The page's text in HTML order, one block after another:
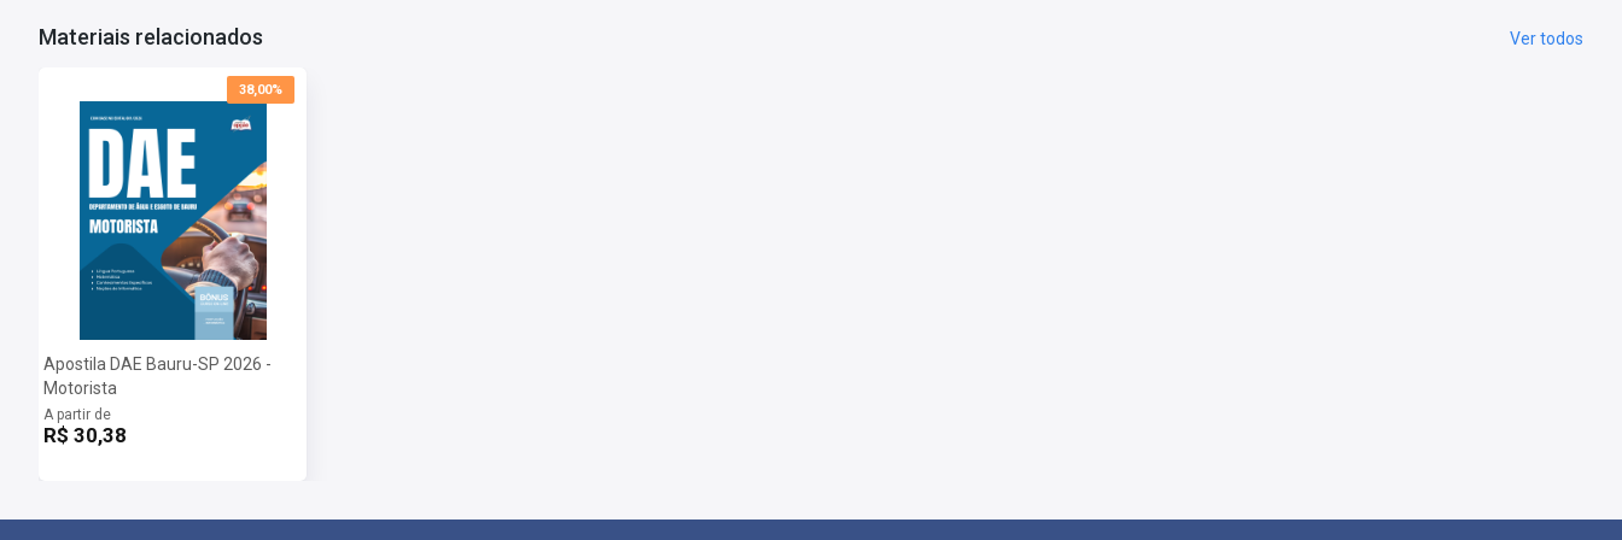
Materiais relacionados Ver todos
38,00%
Apostila DAE Bauru-SP 2026 -
Motorista
A partir de
R$ 30,38